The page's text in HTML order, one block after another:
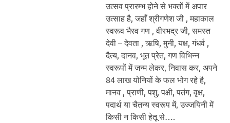
उत्सव प्रारम्भ होने से भक्तों में अपार
उत्साह है, जहाँ श्रीगणेश जी , महाकाल
स्वरूव भैरव गण , वीरभद्र जी, समस्त
देवी – देवता , ऋषि, मुनी, यक्ष, गंधर्व ,
दैत्य, दानव, भूत प्रेत, गण विभिन्न
स्वरूपों में जन्म लेकर, निवास कर, अपने
84 लाख योनियों के फल भोग रहे है,
मानव , प्राणी, पशु, पक्षी, पतंग, वृक्ष,
पदार्थ या चैतन्य स्वरूप में, उज्जयिनी में
किसी न किसी हेतू से….